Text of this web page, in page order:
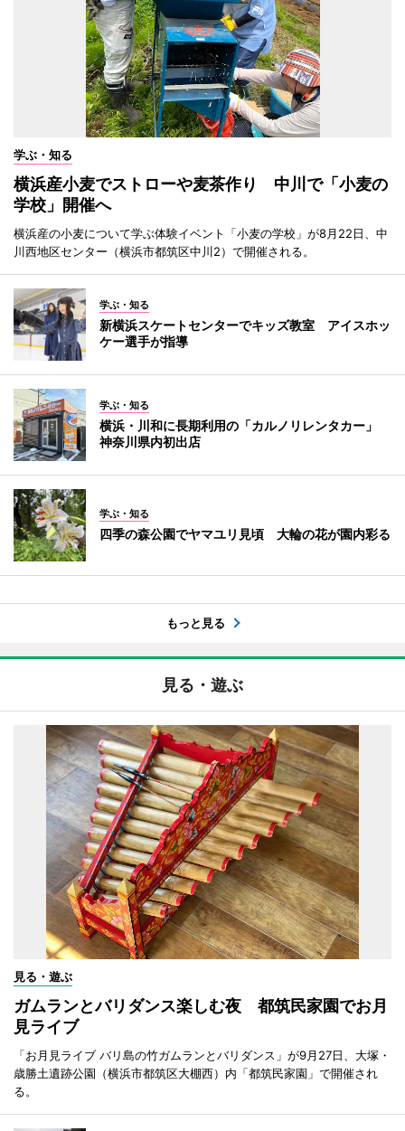
学ぶ・知る
横浜産小麦でストローや麦茶作り 中川で「小麦の
学校」開催へ
横浜産の小麦について学ぶ体験イベント「小麦の学校」が8月22日、中
川西地区センター（横浜市都筑区中川2）で開催される。
学ぶ・知る
新横浜スケートセンターでキッズ教室 アイスホッ
ケー選手が指導
学ぶ・知る
横浜・川和に長期利用の「カルノリレンタカー」
神奈川県内初出店
学ぶ・知る
四季の森公園でヤマユリ見頃 大輪の花が園内彩る
もっと見る
見る・遊ぶ
見る・遊ぶ
ガムランとバリダンス楽しむ夜 都筑民家園でお月
見ライブ
「お月見ライブ バリ島の竹ガムランとバリダンス」が9月27日、大塚・
歳勝土遺跡公園（横浜市都筑区大棚西）内「都筑民家園」で開催され
る。